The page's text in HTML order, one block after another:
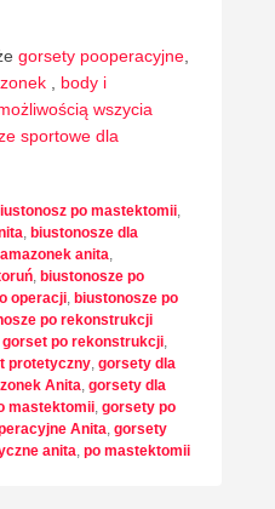
gorsety pooperacyjne,
, body i
wszycia
sportowe dla
po mastektomii,
, biustonosze dla
anita,
, biustonosze po
operacji, biustonosze po
po rekonstrukcji
gorset po rekonstrukcji,
protetyczny, gorsety dla
Anita, gorsety dla
mastektomii, gorsety po
Anita, gorsety
anita, po mastektomii